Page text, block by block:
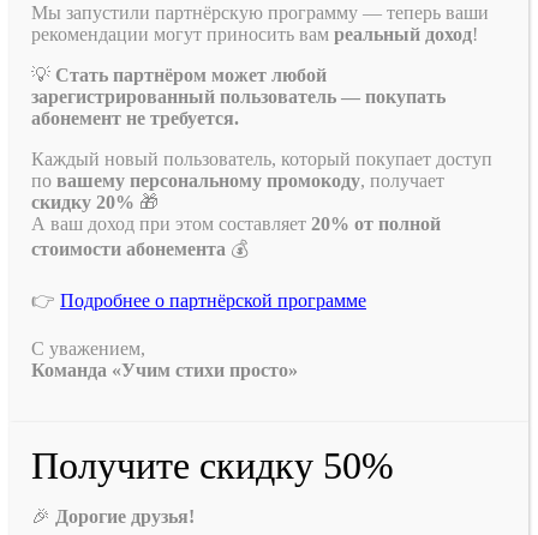
Мы запустили партнёрскую программу — теперь ваши
рекомендации могут приносить вам реальный доход!
💡 Стать партнёром может любой
зарегистрированный пользователь — покупать
абонемент не требуется.
Каждый новый пользователь, который покупает доступ
по вашему персональному промокоду, получает
скидку 20% 🎁
А ваш доход при этом составляет 20% от полной
стоимости абонемента 💰
👉 Подробнее о партнёрской программе
С уважением,
Команда «Учим стихи просто»
Получите скидку 50%
🎉 Дорогие друзья!